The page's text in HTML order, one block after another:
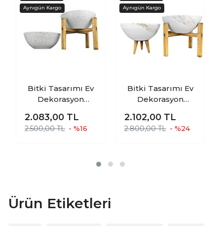
Bitki Tasarımı Ev
Dekorasyon
Aranjman
Sunumluk Toprak
2.083,00 TL
2.500,00 TL - %16
Bitki Tasarımı Ev
Dekorasyon
Mermer Efektli
Aranjman
2.102,00 TL
2.800,00 TL - %24
Ürün Etiketleri